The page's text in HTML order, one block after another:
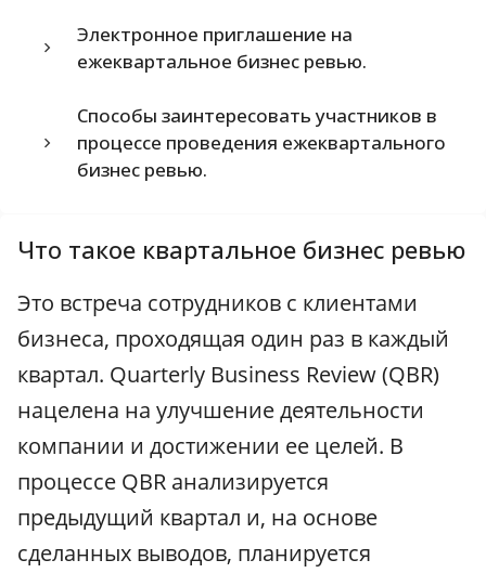
Электронное приглашение на
ежеквартальное бизнес ревью.
Способы заинтересовать участников в
процессе проведения ежеквартального
бизнес ревью.
Что такое квартальное бизнес ревью
Это встреча сотрудников с клиентами
бизнеса, проходящая один раз в каждый
квартал. Quarterly Business Review (QBR)
нацелена на улучшение деятельности
компании и достижении ее целей. В
процессе QBR анализируется
предыдущий квартал и, на основе
сделанных выводов, планируется